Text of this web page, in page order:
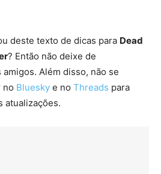
deste texto de dicas para Dead
? Então não deixe de
Além disso, não se
no Bluesky e no Threads para
atualizações.